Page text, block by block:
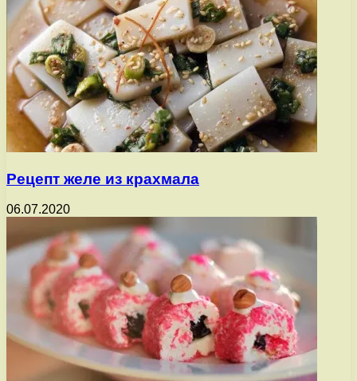
Рецепт желе из крахмала
06.07.2020